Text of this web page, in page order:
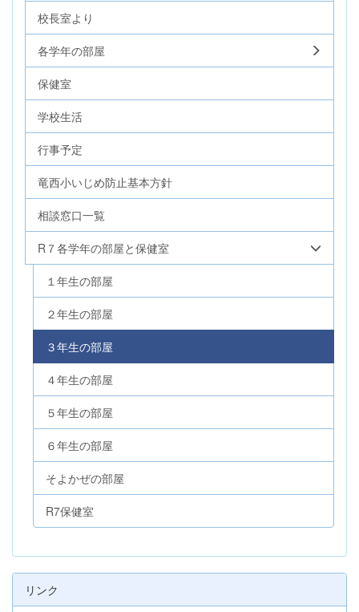
校長室より
各学年の部屋
保健室
学校生活
行事予定
竜西小いじめ防止基本方針
相談窓口一覧
R７各学年の部屋と保健室
１年生の部屋
２年生の部屋
３年生の部屋
４年生の部屋
５年生の部屋
６年生の部屋
そよかぜの部屋
R7保健室
リンク